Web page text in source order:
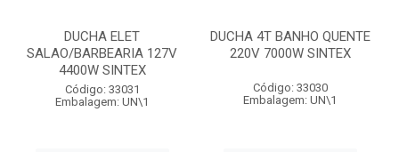
DUCHA ELET
SALAO/BARBEARIA 127V
4400W SINTEX
Código: 33031
Embalagem: UN\1
DUCHA 4T BANHO QUENTE
220V 7000W SINTEX
Código: 33030
Embalagem: UN\1